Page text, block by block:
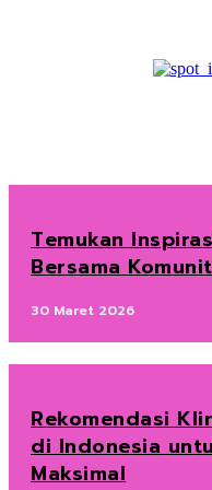
Temukan
Bersama
30 Maret 2026
Rekomendasi
di Indonesia
Maksimal